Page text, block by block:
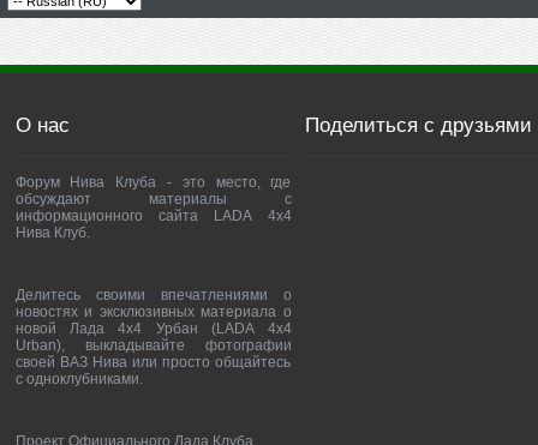
О нас
Форум Нива Клуба - это место, где
обсуждают материалы с
информационного сайта LADA 4x4
Нива Клуб.
Делитесь своими впечатлениями о
новостях и эксклюзивных материала о
новой Лада 4х4 Урбан (LADA 4x4
Urban), выкладывайте фотографии
своей ВАЗ Нива или просто общайтесь
с одноклубниками.
Проект Официального Лада Клуба
Поделиться с друзьями